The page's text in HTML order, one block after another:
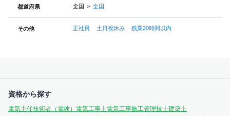
都道府県 全国 ＞ 全国
その他 正社員 土日祝休み 残業20時間以内
資格から探す
電気主任技術者（電験） 電気工事士電気工事施工管理技士建築士